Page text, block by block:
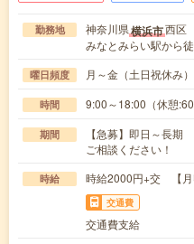
勤務地 神奈川県横浜市西区
みなとみらい駅から
曜日頻度 月～金（土日祝休み）
時間 9:00～18:00（休憩
期間
【急募】即日～長
ご相談ください！
時給 時給2000円+交 【月
交通費
交通費支給